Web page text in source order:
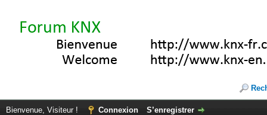
Bienvenue, Visiteur ! Connexion S’enregistrer